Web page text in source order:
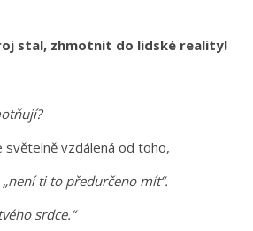
stal, zhmotnit do lidské reality!
světelně vzdálená od toho,
„není ti to předurčeno mít“.
srdce.“